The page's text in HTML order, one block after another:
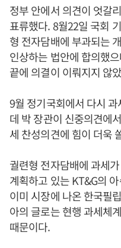
정부 안에서 의견이 엇갈
표류했다. 8월22일 국회
형 전자담배에 부과되는
인상하는 법안에 합의했
끝에 의결이 이뤄지지 않
9월 정기국회에서 다시
데 박 장관이 신중의견에
세 찬성의견에 힘이 더욱
궐련형 전자담배에 과세
계획하고 있는 KT&G의
이미 시장에 나온 한국필
아의 글로는 현행 과세체
때문이다.